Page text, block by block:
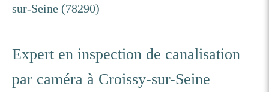
sur-Seine (78290)
Expert en inspection de canalisation
par caméra à Croissy-sur-Seine